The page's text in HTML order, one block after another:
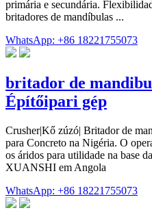
primária e secundária.
britadores de mandíbulas ...
WhatsApp: +86 18221755073
britador de
Építőipari gép
Crusher|Kő zúzó| Britador de
para Concreto na Nigéria. O
os áridos para utilidade na base
XUANSHI em Angola
WhatsApp: +86 18221755073